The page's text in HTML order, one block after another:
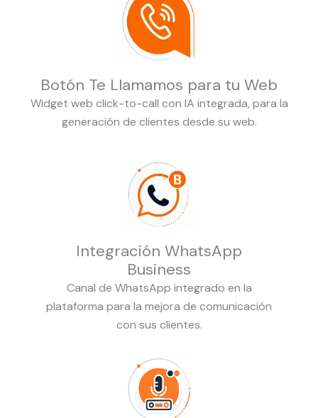
Botón Te Llamamos para tu Web
Widget web click-to-call con IA integrada, para la
generación de clientes desde su web.
Integración WhatsApp
Business
Canal de WhatsApp integrado en la
plataforma para la mejora de comunicación
con sus clientes.